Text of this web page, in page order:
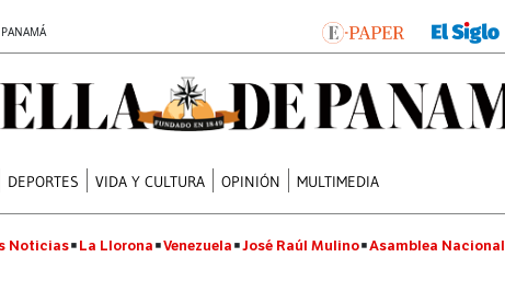
DEPORTES VIDA Y CULTURA OPINIÓN MULTIMEDIA
Noticias La Llorona Venezuela José Raúl Mulino Asamblea Nacional